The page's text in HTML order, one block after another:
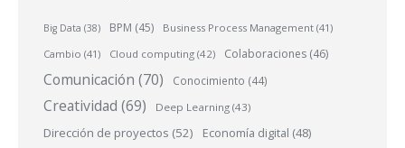
Big Data (38) BPM (45) Business Process Management (41)
Cambio (41) Cloud computing (42) Colaboraciones (46)
Comunicación (70) Conocimiento (44)
Creatividad (69) Deep Learning (43)
Dirección de proyectos (52) Economía digital (48)